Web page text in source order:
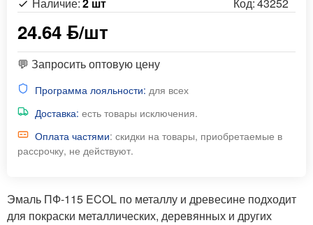
24.64 ƃ/шт
💬 Запросить оптовую цену
Программа лояльности: для всех
Доставка: есть товары исключения.
Оплата частями: скидки на товары, приобретаемые в
рассрочку, не действуют.
Эмаль ПФ-115 ECOL по металлу и древесине подходит
для покраски металлических, деревянных и других